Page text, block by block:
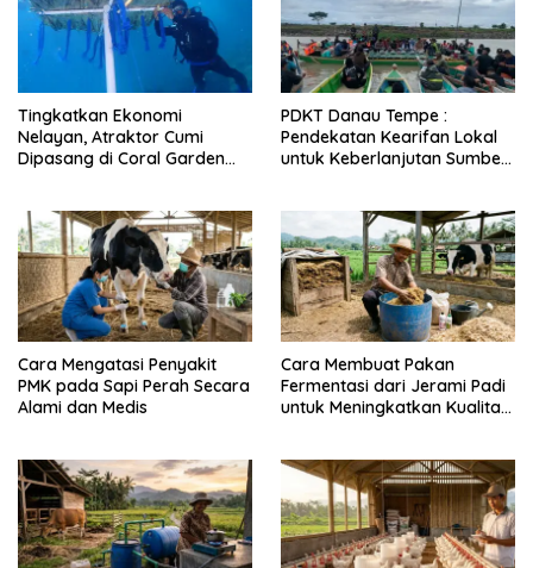
Tingkatkan Ekonomi
Nelayan, Atraktor Cumi
Dipasang di Coral Garden
PDKT Danau Tempe :
Pendekatan Kearifan Lokal
untuk Keberlanjutan Sumber
Cara Mengatasi Penyakit
PMK pada Sapi Perah Secara
Alami dan Medis
Cara Membuat Pakan
Fermentasi dari Jerami Padi
untuk Meningkatkan Kualitas